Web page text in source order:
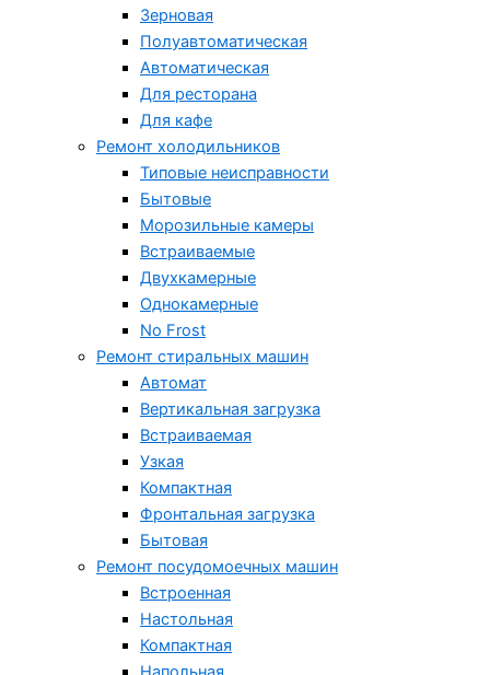
Зерновая
Полуавтоматическая
Автоматическая
Для ресторана
Для кафе
Ремонт холодильников
Типовые неисправности
Бытовые
Морозильные камеры
Встраиваемые
Двухкамерные
Однокамерные
No Frost
Ремонт стиральных машин
Автомат
Вертикальная загрузка
Встраиваемая
Узкая
Компактная
Фронтальная загрузка
Бытовая
Ремонт посудомоечных машин
Встроенная
Настольная
Компактная